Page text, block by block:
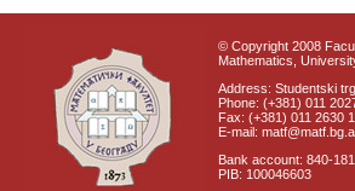
© Copyright 2008
Mathematics,
Address: Studentski
Phone: (+381) 011
Fax: (+381) 011 2630
E-mail:
Bank account: 840-
PIB: 100046603